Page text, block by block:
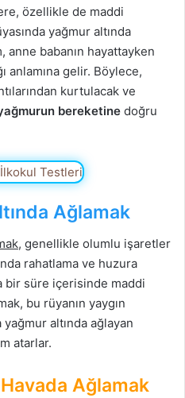
özellikle de maddi
yağmur altında
anne babanın hayattayken
anlamına gelir. Böylece,
kurtulacak ve
bereketine doğru
Ağlamak
, genellikle olumlu işaretler
rahatlama ve huzura
bir süre içerisinde maddi
bu rüyanın yaygın
yağmur altında ağlayan
atarlar.
Ağlamak